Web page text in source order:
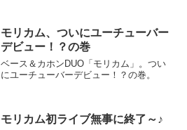
モリカム、ついにユーチューバー
デビュー！？の巻
ベース＆カホンDUO「モリカム」。つい
にユーチューバーデビュー！？の巻。
モリカム初ライブ無事に終了～♪